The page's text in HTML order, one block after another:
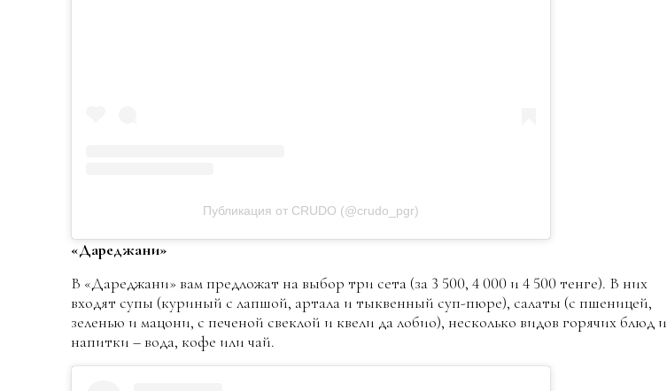
Публикация от CRUDO (@crudo_pgr)
«Дареджани»
В «Дареджани» вам предложат на выбор три сета (за 3 500, 4 000 и 4 500 тенге). В них
входят супы (куриный с лапшой, артала и тыквенный суп-пюре), салаты (с пшеницей,
зеленью и мацони, с печеной свеклой и квели да лобио), несколько видов горячих блюд и
напитки – вода, кофе или чай.